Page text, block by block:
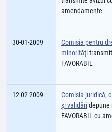
amendamente
30-01-2009
Comisia pentru
minorităţi
FAVORABIL
12-02-2009
Comisia juridică,
şi validăridepune
FAVORABIL cu